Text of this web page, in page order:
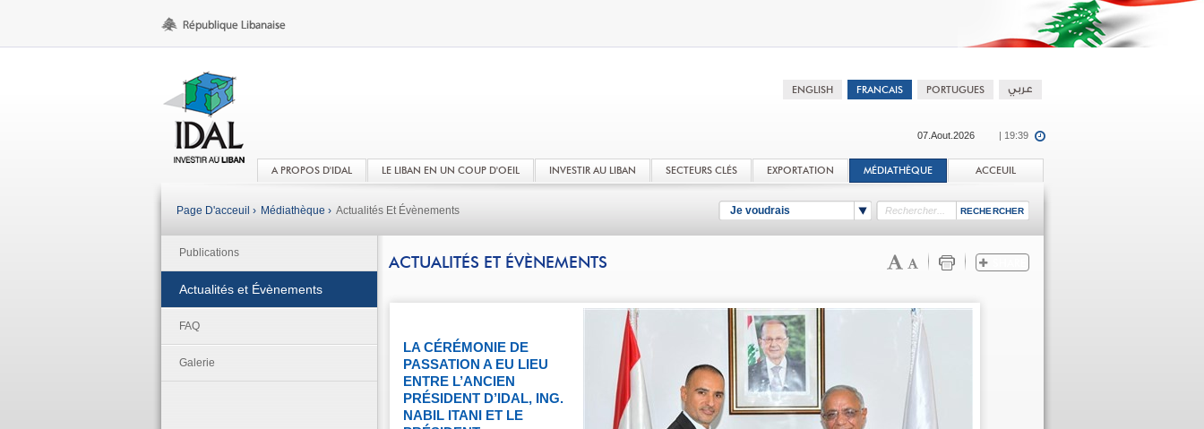
07.Aout.2026 | 19:39
A PROPOS D'IDAL LE LIBAN EN UN COUP D'OEIL INVESTIR AU LIBAN SECTEURS CLÉS EXPORTATION MÉDIATHÈQUE ACCEUIL
Je voudrais
Page D'acceuil › Médiathèque › Actualités Et Évènements
Publications
Actualités et Évènements
FAQ
Galerie
ACTUALITÉS ET ÉVÈNEMENTS
LA CÉRÉMONIE DE
PASSATION A EU LIEU
ENTRE L’ANCIEN
PRÉSIDENT D’IDAL, ING.
NABIL ITANI ET LE